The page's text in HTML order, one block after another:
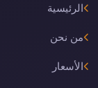
الرئيسية
من نحن
الأسعار